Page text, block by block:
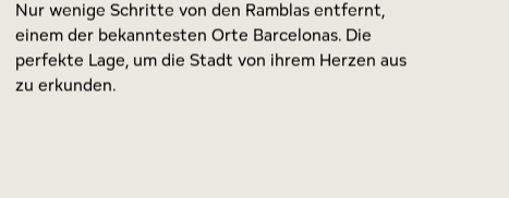
Nur wenige Schritte von den Ramblas entfernt,
einem der bekanntesten Orte Barcelonas. Die
perfekte Lage, um die Stadt von ihrem Herzen aus
zu erkunden.